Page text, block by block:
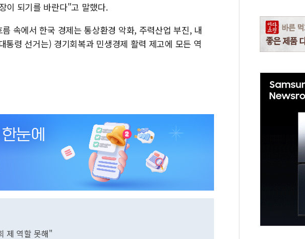
이 되기를 바란다"고 말했다.
속에서 한국 경제는 통상환경 악화, 주력산업 부진, 내
령 선거는) 경기회복과 민생경제 활력 제고에 모든 역
제 역할 못해"